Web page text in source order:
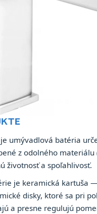
umývadlová batéria
z odolného materiálu
životnosť a spoľahlivosť.
je keramická kartuša
disky, ktoré sa pri
a presne regulujú